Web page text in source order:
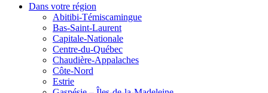
Dans votre région
Abitibi-Témiscamingue
Bas-Saint-Laurent
Capitale-Nationale
Centre-du-Québec
Chaudière-Appalaches
Côte-Nord
Estrie